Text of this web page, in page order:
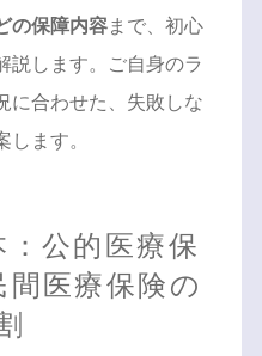
の保障内容まで、初心
説します。ご自身のラ
に合わせた、失敗しな
ます。
公的医療保
医療保険の